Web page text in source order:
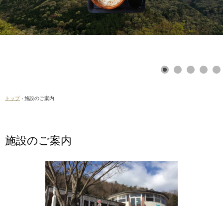
トップ › 施設のご案内
施設のご案内